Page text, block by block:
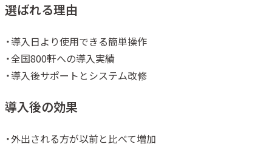
選ばれる理由
・導入日より使用できる簡単操作
・全国800軒への導入実績
・導入後サポートとシステム改修
導入後の効果
・外出される方が以前と比べて増加